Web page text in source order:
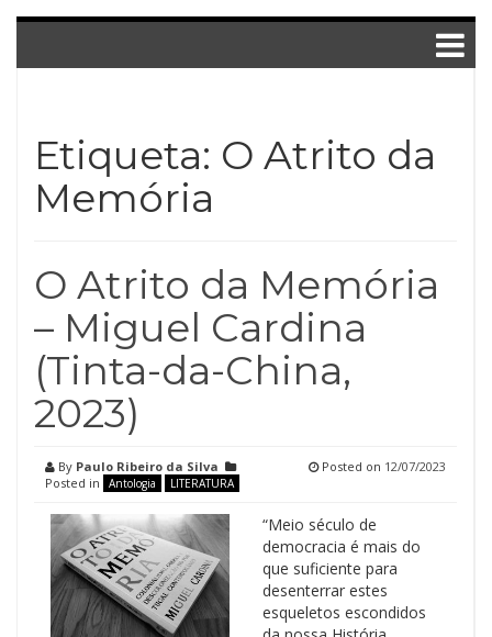
Etiqueta: O Atrito da
Memória
O Atrito da Memória
– Miguel Cardina
(Tinta-da-China,
2023)
By Paulo Ribeiro da Silva
Posted in
Antologia LITERATURA
Posted on 12/07/2023
“Meio século de
democracia é mais do
que suficiente para
desenterrar estes
esqueletos escondidos